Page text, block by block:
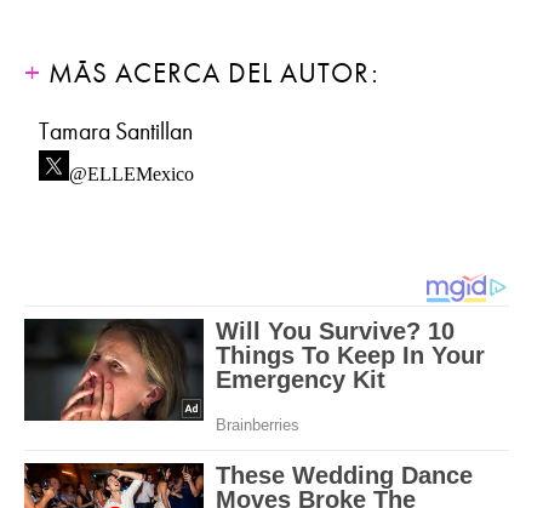
MÁS ACERCA DEL AUTOR:
Tamara Santillan
@ELLEMexico